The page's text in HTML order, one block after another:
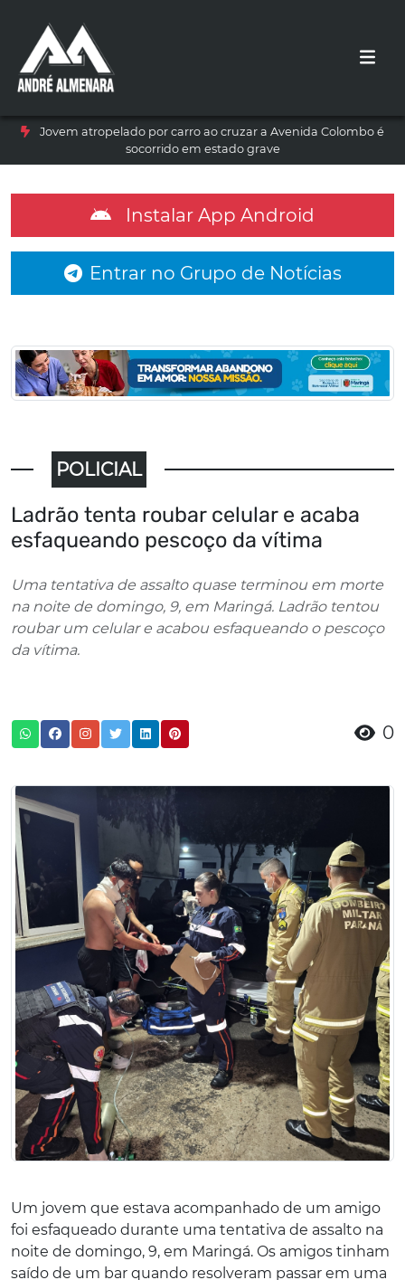
Jovem atropelado por carro ao cruzar a Avenida Colombo é
socorrido em estado grave
Instalar App Android
Entrar no Grupo de Notícias
POLICIAL
Ladrão tenta roubar celular e acaba
esfaqueando pescoço da vítima
Uma tentativa de assalto quase terminou em morte
na noite de domingo, 9, em Maringá. Ladrão tentou
roubar um celular e acabou esfaqueando o pescoço
da vítima.
0
Um jovem que estava acompanhado de um amigo
foi esfaqueado durante uma tentativa de assalto na
noite de domingo, 9, em Maringá. Os amigos tinham
saído de um bar quando resolveram passar em uma